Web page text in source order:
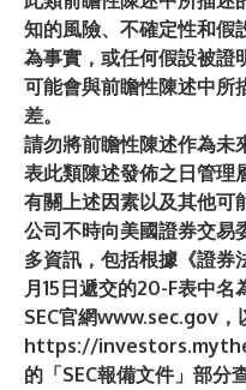
知的風險、不確定性和假
為事實，或任何假設被證
可能會與前瞻性陳述中所
差。
請勿將前瞻性陳述作為未
表此類陳述發佈之日管理
有關上述因素以及其他可
公司不時向美國證券交易
多資訊，包括根據《證券
月15日遞交的20-F表中
SEC官網www.sec.gov
https://
的「SEC報備文件」部分